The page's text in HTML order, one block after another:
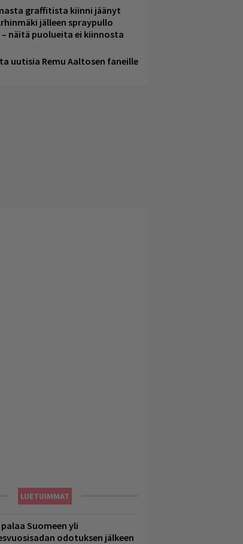
graffitista kiinni jäänyt
jälleen spraypullo
– näitä puolueita ei kiinnosta
uutisia Remu Aaltosen faneille
LUETUIMMAT
palaa Suomeen yli
odotuksen jälkeen